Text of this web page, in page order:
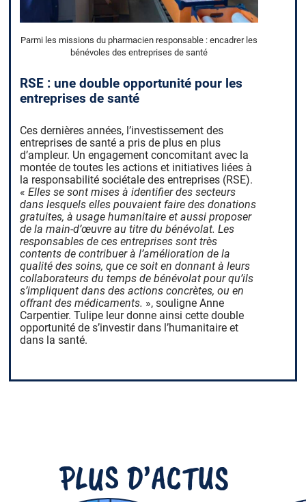
Parmi les missions du pharmacien responsable : encadrer les
bénévoles des entreprises de santé
RSE : une double opportunité pour les
entreprises de santé
Ces dernières années, l’investissement des
entreprises de santé a pris de plus en plus
d’ampleur. Un engagement concomitant avec la
montée de toutes les actions et initiatives liées à
la responsabilité sociétale des entreprises (RSE).
«Elles se sont mises à identifier des secteurs
dans lesquels elles pouvaient faire des donations
gratuites, à usage humanitaire et aussi proposer
de la main-d’œuvre au titre du bénévolat. Les
responsables de ces entreprises sont très
contents de contribuer à l’amélioration de la
qualité des soins, que ce soit en donnant à leurs
collaborateurs du temps de bénévolat pour qu’ils
s’impliquent dans des actions concrètes, ou en
offrant des médicaments. », souligne Anne
Carpentier. Tulipe leur donne ainsi cette double
opportunité de s’investir dans l’humanitaire et
dans la santé.
PLUS D’ACTUS